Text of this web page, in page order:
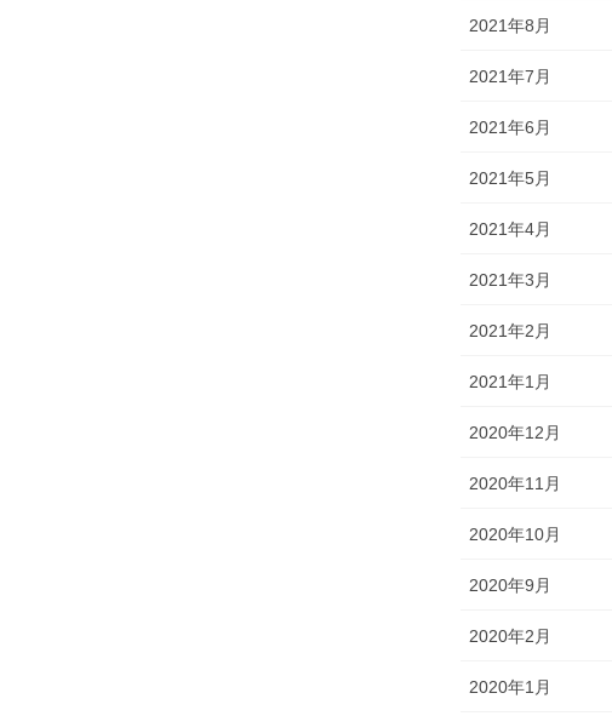
2021年8月
2021年7月
2021年6月
2021年5月
2021年4月
2021年3月
2021年2月
2021年1月
2020年12月
2020年11月
2020年10月
2020年9月
2020年2月
2020年1月